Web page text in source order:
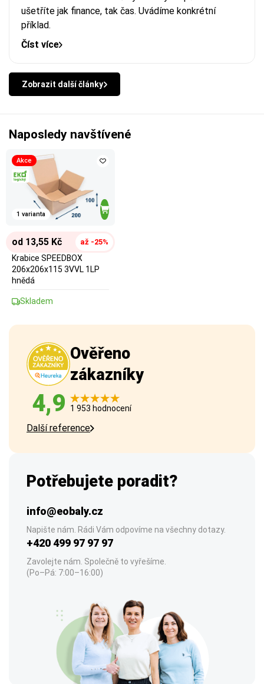
ušetříte jak finance, tak čas. Uvádíme konkrétní
příklad.
Číst více
Zobrazit další články
Naposledy navštívené
Akce
1 varianta
od 13,55 Kč až -25%
Krabice SPEEDBOX
206x206x115 3VVL 1LP
hnědá
Skladem
Ověřeno
zákazníky
4,9 1 953 hodnocení
Další reference
Potřebujete poradit?
info@eobaly.cz
Napište nám. Rádi Vám odpovíme na všechny dotazy.
+420 499 97 97 97
Zavolejte nám. Společně to vyřešíme.
(Po–Pá: 7:00–16:00)